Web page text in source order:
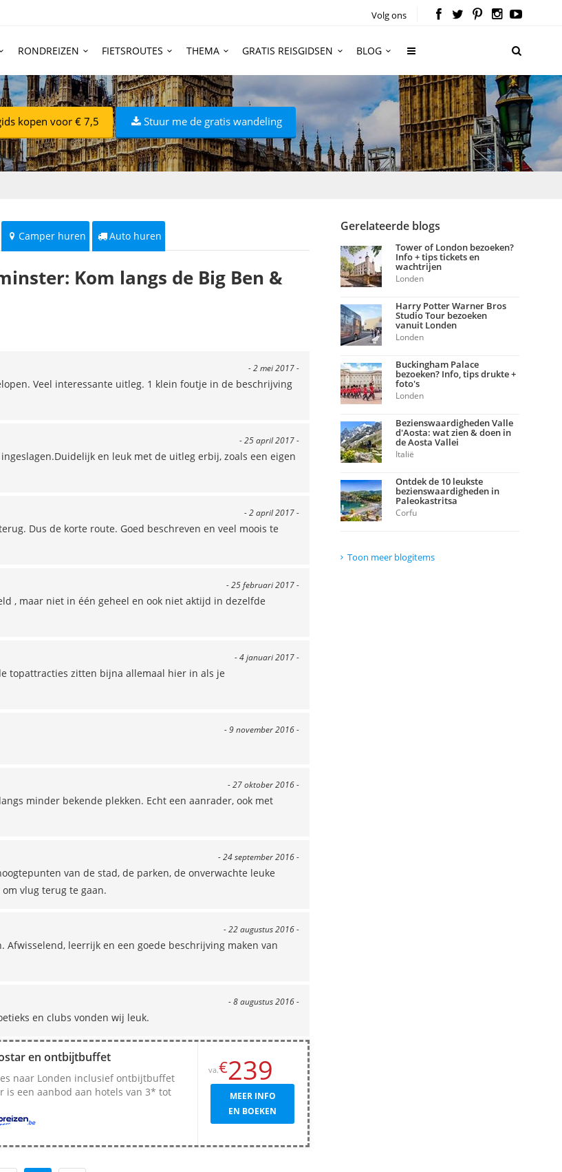
Volg ons
RONDREIZEN FIETSROUTES THEMA GRATIS REISGIDSEN BLOG
kopen voor € 7,5 Stuur me de gratis wandeling
Camper huren Auto huren
Kom langs de Big Ben &
- 2 mei 2017 -
Veel interessante uitleg. 1 klein foutje in de beschrijving
- 25 april 2017 -
en leuk met de uitleg erbij, zoals een eigen
- 2 april 2017 -
Dus de korte route. Goed beschreven en veel moois te
- 25 februari 2017 -
, maar niet in één geheel en ook niet aktijd in dezelfde
- 4 januari 2017 -
topattracties zitten bijna allemaal hier in als je
- 9 november 2016 -
- 27 oktober 2016 -
minder bekende plekken. Echt een aanrader, ook met
- 24 september 2016 -
van de stad, de parken, de onverwachte leuke
vlug terug te gaan.
- 22 augustus 2016 -
leerrijk en een goede beschrijving maken van
- 8 augustus 2016 -
en clubs vonden wij leuk.
en ontbijtbuffet
naar Londen inclusief ontbijtbuffet
is een aanbod aan hotels van 3* tot
va.€239
MEER INFO
EN BOEKEN
Gerelateerde blogs
Tower of London bezoeken?
Info + tips tickets en
wachtrijen
Londen
Harry Potter Warner Bros
Studio Tour bezoeken
vanuit Londen
Londen
Buckingham Palace
bezoeken? Info, tips drukte +
foto's
Londen
Bezienswaardigheden Valle
d'Aosta: wat zien & doen in
de Aosta Vallei
Italië
Ontdek de 10 leukste
bezienswaardigheden in
Paleokastritsa
Corfu
Toon meer blogitems